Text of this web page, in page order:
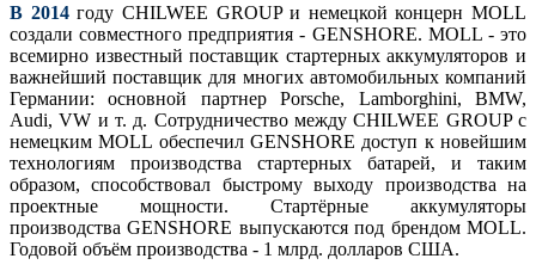
В 2014 году CHILWEE GROUP и немецкой концерн MOLL
создали совместного предприятия - GENSHORE. MOLL - это
всемирно известный поставщик стартерных аккумуляторов и
важнейший поставщик для многих автомобильных компаний
Германии: основной партнер Porsche, Lamborghini, BMW,
Audi, VW и т. д. Сотрудничество между CHILWEE GROUP с
немецким MOLL обеспечил GENSHORE доступ к новейшим
технологиям производства стартерных батарей, и таким
образом, способствовал быстрому выходу производства на
проектные мощности. Стартёрные аккумуляторы
производства GENSHORE выпускаются под брендом MOLL.
Годовой объём производства - 1 млрд. долларов США.